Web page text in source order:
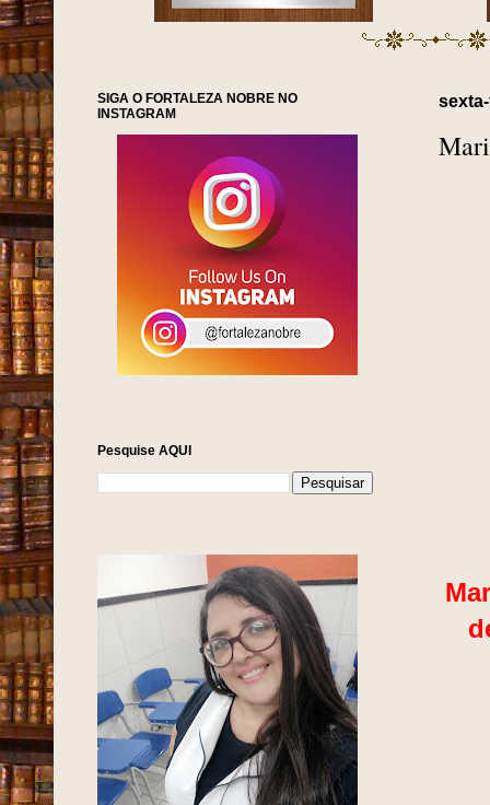
SIGA O FORTALEZA NOBRE NO
INSTAGRAM
Pesquise AQUI